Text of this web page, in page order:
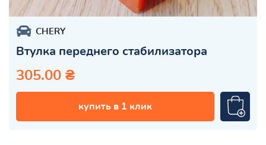
CHERY
Втулка переднего стабилизатора
305.00 ₴
купить в 1 клик